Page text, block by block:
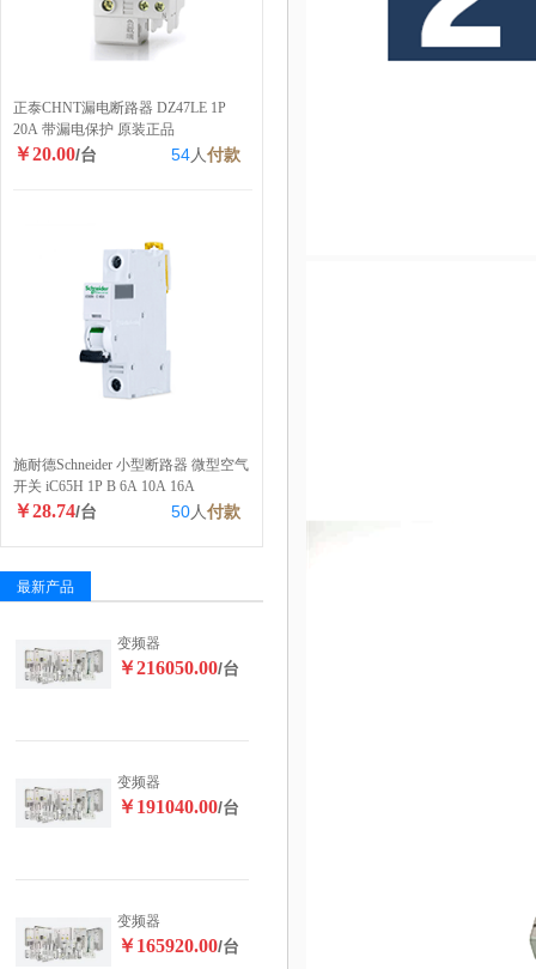
正泰CHNT漏电断路器 DZ47LE 1P
20A 带漏电保护 原装正品
￥20.00/台 54人付款
施耐德Schneider 小型断路器 微型空气
开关 iC65H 1P B 6A 10A 16A
￥28.74/台 50人付款
最新产品
变频器
￥216050.00/台
变频器
￥191040.00/台
变频器
￥165920.00/台